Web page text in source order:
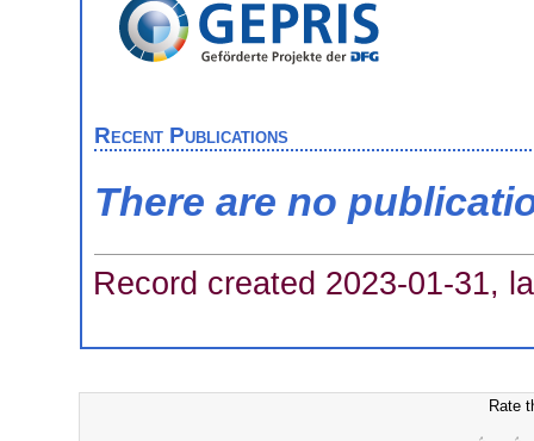
Recent Publications
There are no
Record created 2023-01-31,
Rate